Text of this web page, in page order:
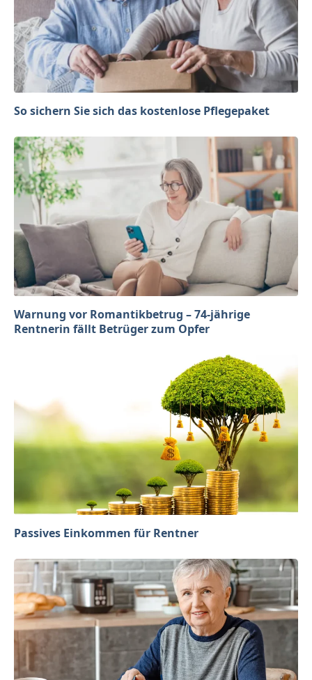
So sichern Sie sich das kostenlose Pflegepaket
Warnung vor Romantikbetrug – 74-jährige
Rentnerin fällt Betrüger zum Opfer
Passives Einkommen für Rentner